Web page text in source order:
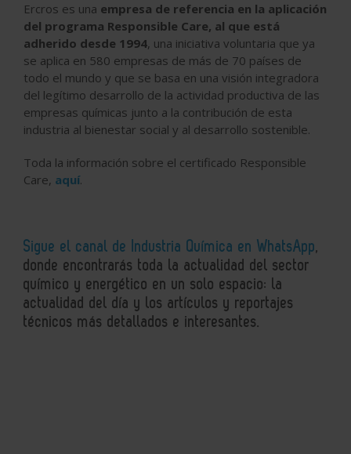
Ercros es una empresa de referencia en la aplicación
del programa Responsible Care, al que está
adherido desde 1994, una iniciativa voluntaria que ya
se aplica en 580 empresas de más de 70 países de
todo el mundo y que se basa en una visión integradora
del legítimo desarrollo de la actividad productiva de las
empresas químicas junto a la contribución de esta
industria al bienestar social y al desarrollo sostenible.
Toda la información sobre el certificado Responsible
Care, aquí.
Sigue el canal de Industria Química en WhatsApp,
donde encontrarás toda la actualidad del sector
químico y energético en un solo espacio: la
actualidad del día y los artículos y reportajes
técnicos más detallados e interesantes.